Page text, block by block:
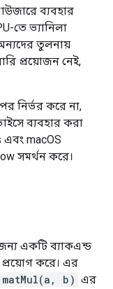
ব্যবহার
তে ভ্যানিলা
তুলনায়
প্রয়োজন নেই,
নির্ভর করে না,
ব্যবহার করা
এবং macOS
সমর্থন করে।
একটি ব্যাকএন্ড
প্রয়োগ করে। এর
b) এর